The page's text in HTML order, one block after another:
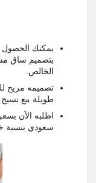
يمكنك الحصول
الخالص.
تصميمه مريح
طويلة مع نسيج
سعودي بنسبة خصم